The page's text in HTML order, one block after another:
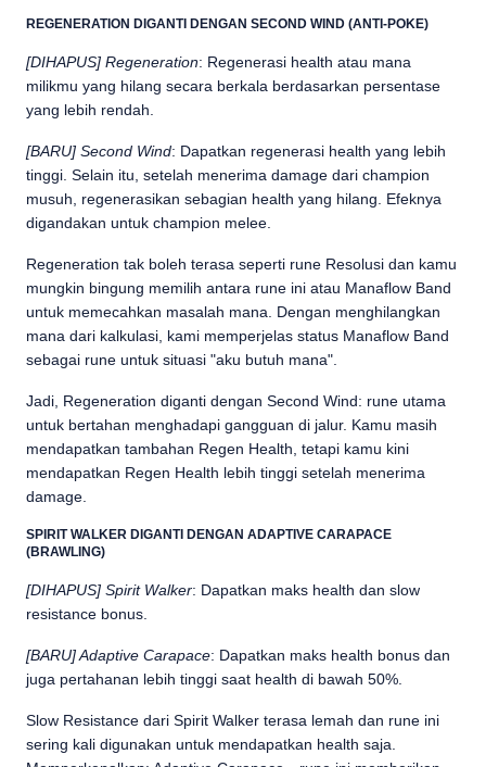
REGENERATION DIGANTI DENGAN SECOND WIND (ANTI-POKE)
[DIHAPUS] Regeneration: Regenerasi health atau mana
milikmu yang hilang secara berkala berdasarkan persentase
yang lebih rendah.
[BARU] Second Wind: Dapatkan regenerasi health yang lebih
tinggi. Selain itu, setelah menerima damage dari champion
musuh, regenerasikan sebagian health yang hilang. Efeknya
digandakan untuk champion melee.
Regeneration tak boleh terasa seperti rune Resolusi dan kamu
mungkin bingung memilih antara rune ini atau Manaflow Band
untuk memecahkan masalah mana. Dengan menghilangkan
mana dari kalkulasi, kami memperjelas status Manaflow Band
sebagai rune untuk situasi "aku butuh mana".
Jadi, Regeneration diganti dengan Second Wind: rune utama
untuk bertahan menghadapi gangguan di jalur. Kamu masih
mendapatkan tambahan Regen Health, tetapi kamu kini
mendapatkan Regen Health lebih tinggi setelah menerima
damage.
SPIRIT WALKER DIGANTI DENGAN ADAPTIVE CARAPACE
(BRAWLING)
[DIHAPUS] Spirit Walker: Dapatkan maks health dan slow
resistance bonus.
[BARU] Adaptive Carapace: Dapatkan maks health bonus dan
juga pertahanan lebih tinggi saat health di bawah 50%.
Slow Resistance dari Spirit Walker terasa lemah dan rune ini
sering kali digunakan untuk mendapatkan health saja.